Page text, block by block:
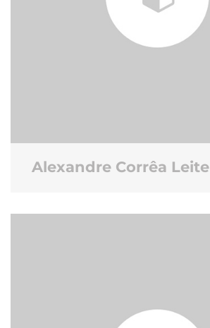
Alexandre Corrêa Leite